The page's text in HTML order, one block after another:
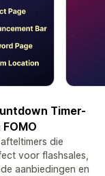
Timer-
die
voor flashsales,
aanbiedingen en